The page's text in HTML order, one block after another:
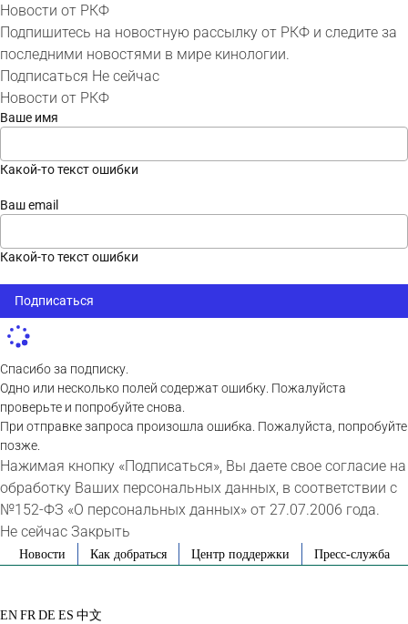
Новости от РКФ
Подпишитесь на новостную рассылку от РКФ и следите за
последними новостями в мире кинологии.
Подписаться Не сейчас
Новости от РКФ
Ваше имя
Какой-то текст ошибки
Ваш email
Какой-то текст ошибки
Подписаться
Спасибо за подписку.
Одно или несколько полей содержат ошибку. Пожалуйста
проверьте и попробуйте снова.
При отправке запроса произошла ошибка. Пожалуйста, попробуйте
позже.
Нажимая кнопку «Подписаться», Вы даете свое согласие на
обработку Ваших персональных данных, в соответствии с
№152-ФЗ «О персональных данных» от 27.07.2006 года.
Не сейчас Закрыть
SkipНовости Как добраться Центр поддержки Пресс-служба
EN FR DE ES 中文